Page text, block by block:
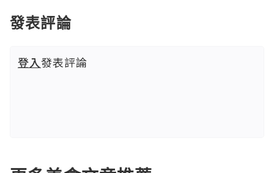
發表評論
登入發表評論